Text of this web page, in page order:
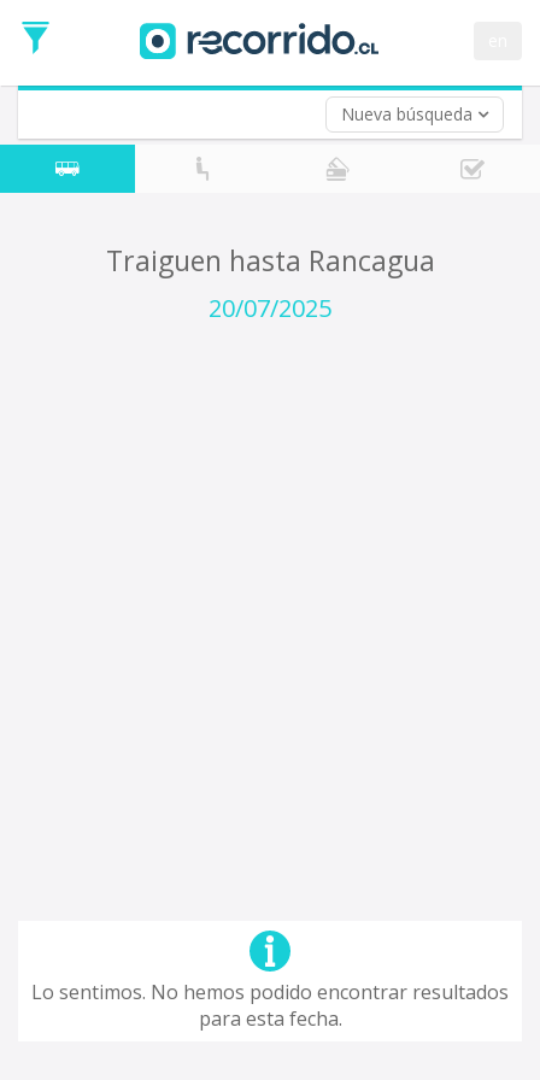
Nueva búsqueda
de
Ida
Vuelta (opcional)
Fecha
de
Traiguen hasta Rancagua
20/07/2025
Lo sentimos. No hemos podido encontrar resultados
para esta fecha.